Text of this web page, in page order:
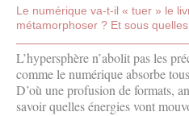
Le numérique va-t-il « tuer » le
métamorphoser ? Et sous
L’hypersphère n’abolit pas les
comme le numérique absorbe
D’où une profusion de formats,
savoir quelles énergies vont